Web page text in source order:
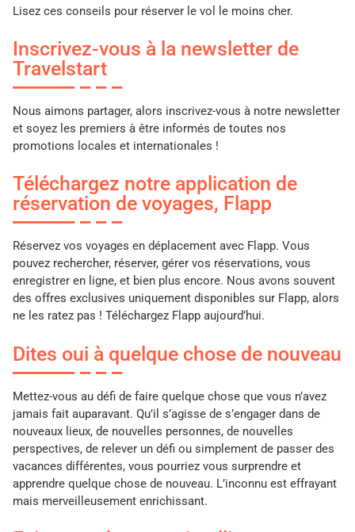
Lisez ces conseils pour réserver le vol le moins cher.
Inscrivez-vous à la newsletter de
Travelstart
Nous aimons partager, alors inscrivez-vous à notre newsletter
et soyez les premiers à être informés de toutes nos
promotions locales et internationales !
Téléchargez notre application de
réservation de voyages, Flapp
Réservez vos voyages en déplacement avec Flapp. Vous
pouvez rechercher, réserver, gérer vos réservations, vous
enregistrer en ligne, et bien plus encore. Nous avons souvent
des offres exclusives uniquement disponibles sur Flapp, alors
ne les ratez pas ! Téléchargez Flapp aujourd’hui.
Dites oui à quelque chose de nouveau
Mettez-vous au défi de faire quelque chose que vous n’avez
jamais fait auparavant. Qu’il s’agisse de s’engager dans de
nouveaux lieux, de nouvelles personnes, de nouvelles
perspectives, de relever un défi ou simplement de passer des
vacances différentes, vous pourriez vous surprendre et
apprendre quelque chose de nouveau. L’inconnu est effrayant
mais merveilleusement enrichissant.